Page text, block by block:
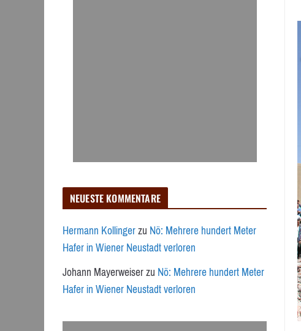
NEUESTE KOMMENTARE
Hermann KollingerzuNö: Mehrere hundert Meter
Hafer in Wiener Neustadt verloren
Johann MayerweiserzuNö: Mehrere hundert Meter
Hafer in Wiener Neustadt verloren